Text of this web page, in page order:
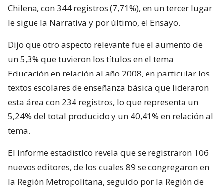
Chilena, con 344 registros (7,71%), en un tercer lugar
le sigue la Narrativa y por último, el Ensayo.
Dijo que otro aspecto relevante fue el aumento de
un 5,3% que tuvieron los títulos en el tema
Educación en relación al año 2008, en particular los
textos escolares de enseñanza básica que lideraron
esta área con 234 registros, lo que representa un
5,24% del total producido y un 40,41% en relación al
tema.
El informe estadístico revela que se registraron 106
nuevos editores, de los cuales 89 se congregaron en
la Región Metropolitana, seguido por la Región de